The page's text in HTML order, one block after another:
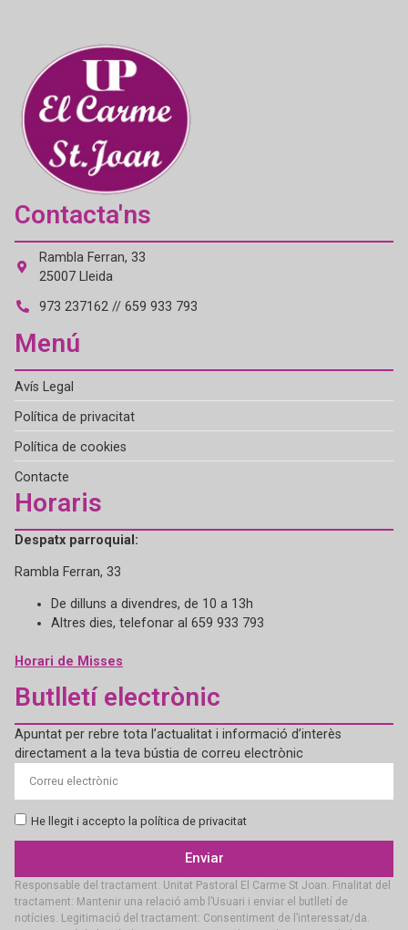
Contacta'ns
Rambla Ferran, 33
25007 Lleida
973 237162 // 659 933 793
Menú
Avís Legal
Política de privacitat
Política de cookies
Contacte
Horaris
Despatx parroquial:
Rambla Ferran, 33
De dilluns a divendres, de 10 a 13h
Altres dies, telefonar al 659 933 793
Horari de Misses
Butlletí electrònic
Apuntat per rebre tota l’actualitat i informació d’interès
directament a la teva bústia de correu electrònic
He llegit i accepto la política de privacitat
Enviar
Responsable del tractament: Unitat Pastoral El Carme St Joan. Finalitat del
tractament: Mantenir una relació amb l’Usuari i enviar el butlletí de
notícies. Legitimació del tractament: Consentiment de l’interessat/da.